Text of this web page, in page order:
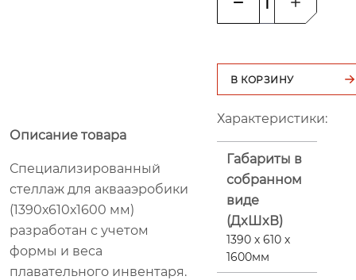
Описание товара
Специализированный
стеллаж для аквааэробики
(1390х610х1600 мм)
разработан с учетом
формы и веса
плавательного инвентаря.
В КОРЗИНУ
Характеристики:
Габариты в
собранном
виде
(ДxШxВ)
1390 х 610 х
1600мм